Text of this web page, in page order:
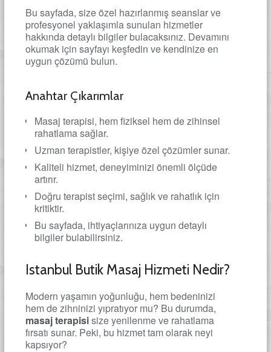
Bu sayfada, size özel hazırlanmış seanslar ve
profesyonel yaklaşımla sunulan hizmetler
hakkında detaylı bilgiler bulacaksınız. Devamını
okumak için sayfayı keşfedin ve kendinize en
uygun çözümü bulun.
Anahtar Çıkarımlar
Masaj terapisi, hem fiziksel hem de zihinsel
rahatlama sağlar.
Uzman terapistler, kişiye özel çözümler sunar.
Kaliteli hizmet, deneyiminizi önemli ölçüde
artırır.
Doğru terapist seçimi, sağlık ve rahatlık için
kritiktir.
Bu sayfada, ihtiyaçlarınıza uygun detaylı
bilgiler bulabilirsiniz.
Istanbul Butik Masaj Hizmeti Nedir?
Modern yaşamın yoğunluğu, hem bedeninizi
hem de zihninizi yıpratıyor mu? Bu durumda,
masaj terapisisize yenilenme ve rahatlama
fırsatı sunar. Peki, bu hizmet tam olarak neyi
kapsıyor?